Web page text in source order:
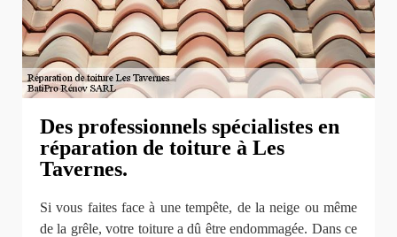
Des professionnels spécialistes en
réparation de toiture à Les
Tavernes.
Si vous faites face à une tempête, de la neige ou même
de la grêle, votre toiture a dû être endommagée. Dans ce